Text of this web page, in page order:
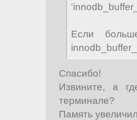
Если
Спасибо!
Извините, а
терминале?
Память